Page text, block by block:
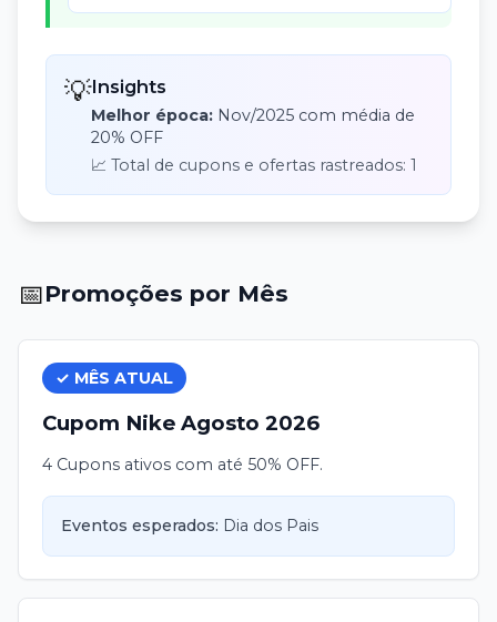
💡Insights
Melhor época: Nov/2025 com média de
20% OFF
📈 Total de cupons e ofertas rastreados:1
📅Promoções por Mês
✓ MÊS ATUAL
Cupom Nike Agosto 2026
4 Cupons ativos com até 50% OFF.
Eventos esperados: Dia dos Pais